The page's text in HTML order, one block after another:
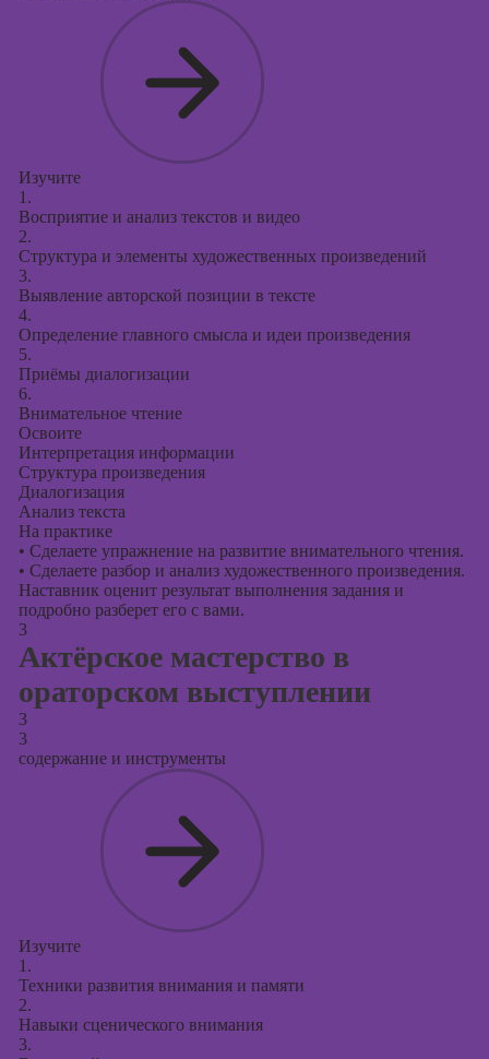
Изучите
1.
Восприятие и анализ текстов и видео
2.
Структура и элементы художественных произведений
3.
Выявление авторской позиции в тексте
4.
Определение главного смысла и идеи произведения
5.
Приёмы диалогизации
6.
Внимательное чтение
Освоите
Интерпретация информации
Структура произведения
Диалогизация
Анализ текста
На практике
• Сделаете упражнение на развитие внимательного чтения.
• Сделаете разбор и анализ художественного произведения.
Наставник оценит результат выполнения задания и
подробно разберет его с вами.
3
Актёрское мастерство в
ораторском выступлении
3
3
содержание и инструменты
Изучите
1.
Техники развития внимания и памяти
2.
Навыки сценического внимания
3.